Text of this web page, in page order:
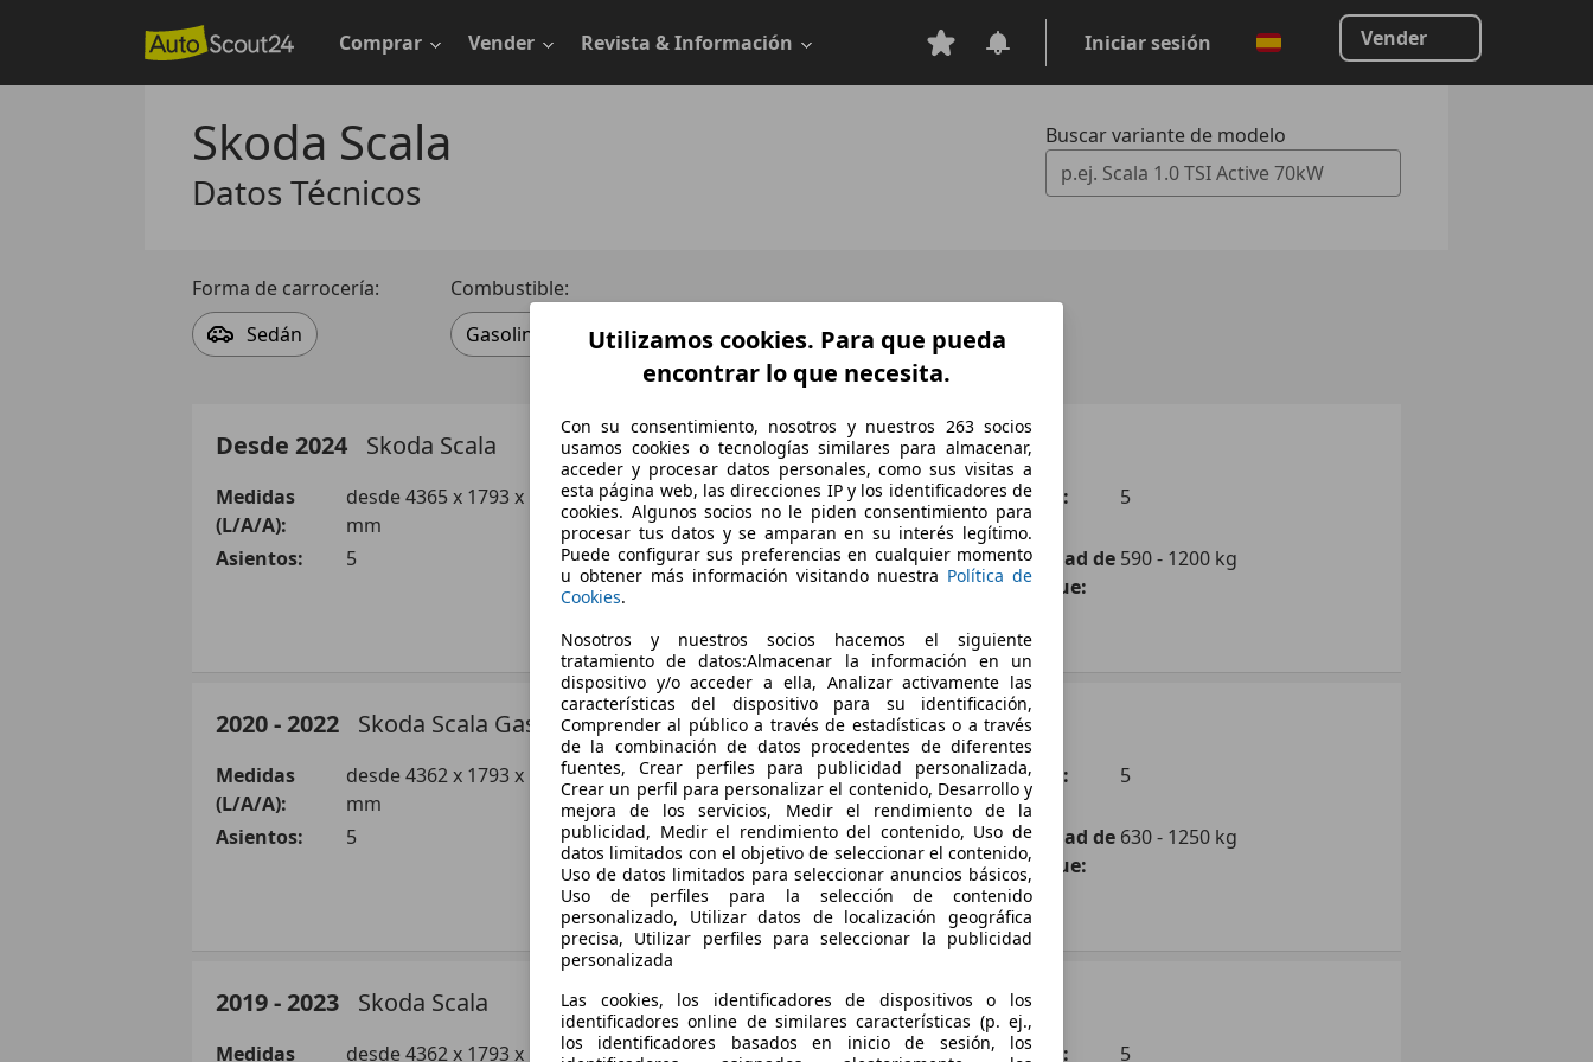
Comprar Vender Revista & Información Iniciar sesión Vender
Skoda Scala
Datos Técnicos
Buscar variante de modelo
Forma de carrocería:
Sedán
Combustible:
Gasolina
Diésel Otros
Desde 2024 Skoda Scala
Medidas
(L/A/A):
desde 4365 x 1793 x 1471
mm
Potencia: 70 - 110 KW (95 - 150 PS) Puertas: 5
Asientos: 5 Maletero: 467 - 1410 litros
Capacidad de
remolque:
590 - 1200 kg
Mostrar variantes
Sedán
Gasolina
Scala 1.0 TSI Design 70kW 70 KW (95 PS)
85 KW (115 PS)
85 KW (115 PS)
Scala 1.0 TSI Essence 70kW 70 KW (95 PS)
2020 - 2022 Skoda Scala Gasolina/Gas
Medidas
(L/A/A):
desde 4362 x 1793 x 1471
mm
Potencia: 66 KW (90 PS) Puertas: 5
Asientos: 5 Maletero: 467 - 1410 litros
Capacidad de
remolque:
630 - 1250 kg
Mostrar variantes
Sedán
Otros
2019 - 2023 Skoda Scala
Medidas
desde 4362 x 1793 x 1471
Potencia: 70 - 110 KW (95 - 150 PS) Puertas: 5
Utilizamos cookies. Para que pueda
encontrar lo que necesita.
Con su consentimiento, nosotros y nuestros 263 socios
usamos cookies o tecnologías similares para almacenar,
acceder y procesar datos personales, como sus visitas a
esta página web, las direcciones IP y los identificadores de
cookies. Algunos socios no le piden consentimiento para
procesar tus datos y se amparan en su interés legítimo.
Puede configurar sus preferencias en cualquier momento
u obtener más información visitando nuestra Política de
Cookies.
Nosotros y nuestros socios hacemos el siguiente
tratamiento de datos:Almacenar la información en un
dispositivo y/o acceder a ella, Analizar activamente las
características del dispositivo para su identificación,
Comprender al público a través de estadísticas o a través
de la combinación de datos procedentes de diferentes
fuentes, Crear perfiles para publicidad personalizada,
Crear un perfil para personalizar el contenido, Desarrollo y
mejora de los servicios, Medir el rendimiento de la
publicidad, Medir el rendimiento del contenido, Uso de
datos limitados con el objetivo de seleccionar el contenido,
Uso de datos limitados para seleccionar anuncios básicos,
Uso de perfiles para la selección de contenido
personalizado, Utilizar datos de localización geográfica
precisa, Utilizar perfiles para seleccionar la publicidad
personalizada
Las cookies, los identificadores de dispositivos o los
identificadores online de similares características (p. ej.,
los identificadores basados en inicio de sesión, los